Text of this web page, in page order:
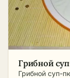
Грибной
Грибной суп-